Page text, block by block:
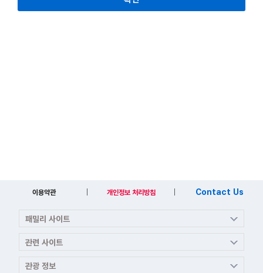
의사를 표시하지 아니하면, 이용자가 약관의 개정 사항에 동의한
것으로 간주됩니다.
4. 변경된 약관에 대한 정보를 알지 못해 발생하는 이용자의 손해는
당 사이트에서 책임을 부담하지 않습니다.
이용약관 개인정보 처리방침 Contact Us